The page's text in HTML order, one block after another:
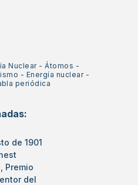
Nuclear-Átomos -
- Energía nuclear-
periódica
de 1901
Premio
del